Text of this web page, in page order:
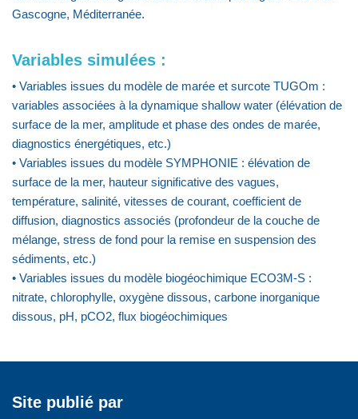
Gascogne, Méditerranée.
Variables simulées :
• Variables issues du modèle de marée et surcote TUGOm :
variables associées à la dynamique shallow water (élévation de
surface de la mer, amplitude et phase des ondes de marée,
diagnostics énergétiques, etc.)
• Variables issues du modèle SYMPHONIE : élévation de
surface de la mer, hauteur significative des vagues,
température, salinité, vitesses de courant, coefficient de
diffusion, diagnostics associés (profondeur de la couche de
mélange, stress de fond pour la remise en suspension des
sédiments, etc.)
• Variables issues du modèle biogéochimique ECO3M-S :
nitrate, chlorophylle, oxygène dissous, carbone inorganique
dissous, pH, pCO2, flux biogéochimiques
Site publié par